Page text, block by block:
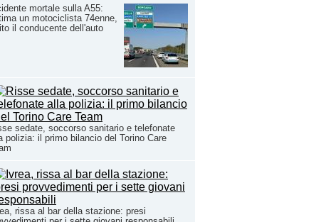
mortale sulla A55:
un motociclista 74enne,
il conducente dell'auto
sedate, soccorso sanitario e telefonate
polizia: il primo bilancio del Torino Care
rissa al bar della stazione: presi